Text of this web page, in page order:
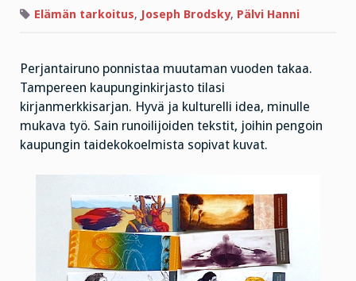
koiran
kuonolle
Elämän tarkoitus, Joseph Brodsky, Pälvi Hanni
Perjantairuno ponnistaa muutaman vuoden takaa.
Tampereen kaupunginkirjasto tilasi
kirjanmerkkisarjan. Hyvä ja kulturelli idea, minulle
mukava työ. Sain runoilijoiden tekstit, joihin pengoin
kaupungin taidekokoelmista sopivat kuvat.